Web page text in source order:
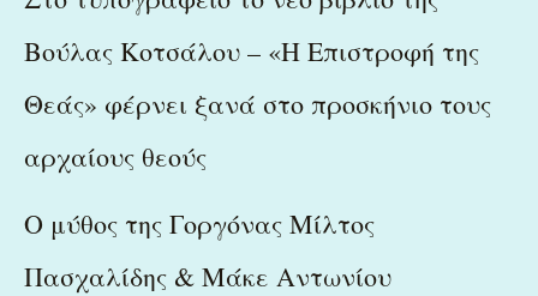
Βούλας Κοτσάλου – «Η Επιστροφή της
Θεάς» φέρνει ξανά στο προσκήνιο τους
αρχαίους θεούς
Ο μύθος της Γοργόνας Μίλτος
Πασχαλίδης & Μάκε Αντωνίου